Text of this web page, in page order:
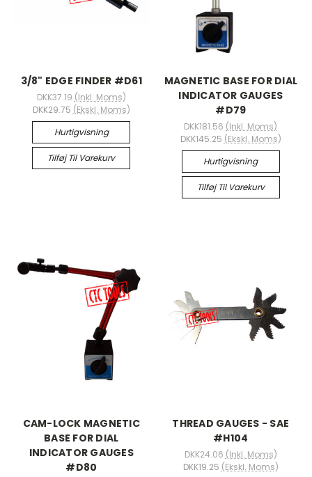
3/8" EDGE FINDER #D61
DKK37.19 (Inkl. Moms)
DKK29.75 (Ekskl. Moms)
Hurtigvisning
Tilføj Til Varekurv
MAGNETIC BASE FOR DIAL
INDICATOR GAUGES
#D79
DKK181.56 (Inkl. Moms)
DKK145.25 (Ekskl. Moms)
Hurtigvisning
Tilføj Til Varekurv
CAM-LOCK MAGNETIC
BASE FOR DIAL
INDICATOR GAUGES
#D80
THREAD GAUGES - SAE
#H104
DKK24.06 (Inkl. Moms)
DKK19.25 (Ekskl. Moms)